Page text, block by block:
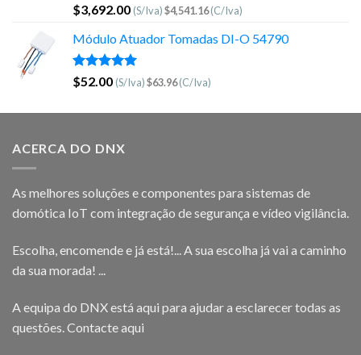
Avaliação
5.00
$3,692.00 (S/Iva)$4,541.16(C/Iva)
Módulo Atuador Tomadas DI-O 54790
Avaliação
5.00
de 5
$52.00 (S/Iva)$63.96(C/Iva)
ACERCA DO DNX
As melhores soluções e componentes para sistemas de
domótica IoT com integração de segurança e vídeo vigilância.
Escolha, encomende e já está!... A sua escolha já vai a caminho
da sua morada! ...
A equipa do DNX está aqui para ajudar a esclarecer todas as
questões. Contacte aqui